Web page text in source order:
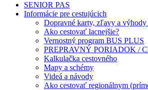
SENIOR PAS
Informácie pre cestujúcich
Dopravné karty, zľavy a
Ako cestovať lacnejšie?
Vernostný program BUS PLUS
PREPRAVNÝ PORIADOK /
Kalkulačka cestovného
Mapy a schémy
Videá a návody
Ako cestovať regionálnym